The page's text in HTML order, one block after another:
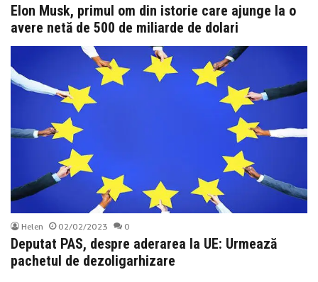
Elon Musk, primul om din istorie care ajunge la o
avere netă de 500 de miliarde de dolari
Helen 02/02/2023 0
Deputat PAS, despre aderarea la UE: Urmează
pachetul de dezoligarhizare